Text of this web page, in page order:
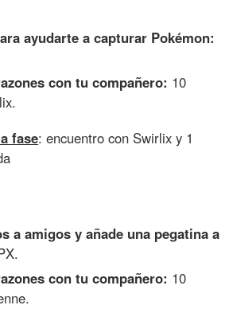
ayudarte a capturar Pokémon:
con tu compañero: 10
fase: encuentro con Swirlix y 1
a amigos y añade una pegatina a
con tu compañero: 10